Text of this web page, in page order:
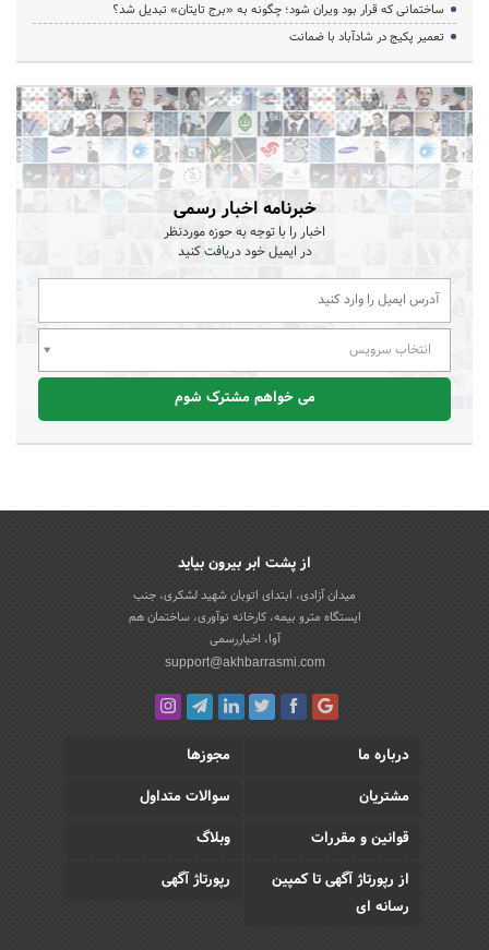
ساختمانی که قرار بود ویران شود؛ چگونه به «برج تایتان» تبدیل شد؟
تعمیر پکیج در شادآباد با ضمانت
خبرنامه اخبار رسمی
اخبار را با توجه به حوزه موردنظر
در ایمیل خود دریافت کنید
انتخاب سرویس
می خواهم مشترک شوم
از پشت ابر بیرون بیاید
میدان آزادی، ابتدای اتوبان شهید لشکری، جنب
ایستگاه مترو بیمه، کارخانه نوآوری، ساختمان هم
آوا، اخباررسمی
support@akhbarrasmi.com
درباره ما
مجوزها
مشتریان
سوالات متداول
قوانین و مقررات
وبلاگ
از رپورتاژ آگهی تا کمپین
رسانه ای
رپورتاژ آگهی